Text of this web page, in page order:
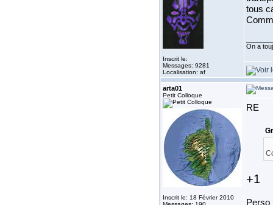
Inscrit le:
Messages: 9281
Localisation: af
tous
On a
arta01
Petit Colloque
Inscrit le: 18 Février 2010
RE
+1